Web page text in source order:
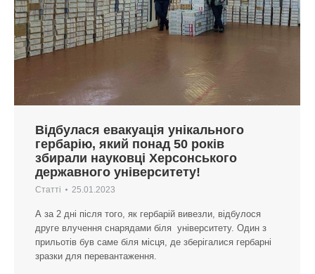
Відбулася евакуація унікального
гербарію, який понад 50 років
збирали науковці Херсонського
державного університету!
Статті 25.01.2023
А за 2 дні після того, як гербарій вивезли, відбулося
друге влучення снарядами біля університету. Один з
прильотів був саме біля місця, де зберігалися гербарні
зразки для перевантаження.